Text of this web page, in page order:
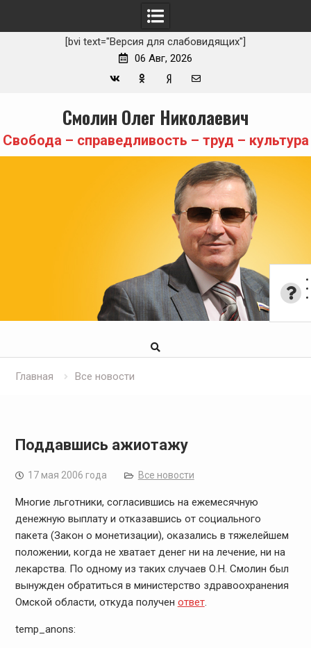
[bvi text="Версия для слабовидящих"]
06 Авг, 2026
Zen
mail
content
Смолин Олег Николаевич
Свобода – справедливость – труд – культура
Главная Все новости
Поддавшись ажиотажу
17 мая 2006 года Все новости
Многие льготники, согласившись на ежемесячную
денежную выплату и отказавшись от социального
пакета (Закон о монетизации), оказались в тяжелейшем
положении, когда не хватает денег ни на лечение, ни на
лекарства. По одному из таких случаев О.Н. Смолин был
вынужден обратиться в министерство здравоохранения
Омской области, откуда получен ответ.
temp_anons: